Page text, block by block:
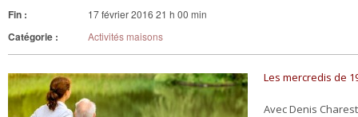
Fin : 17 février 2016 21 h 00 min
Catégorie : Activités maisons
Les mercredis de
Avec Denis Charest